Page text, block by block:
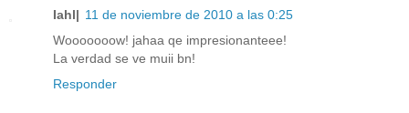
Iahl| 11 de noviembre de 2010 a las 0:25
Wooooooow! jahaa qe impresionanteee!
La verdad se ve muii bn!
Responder